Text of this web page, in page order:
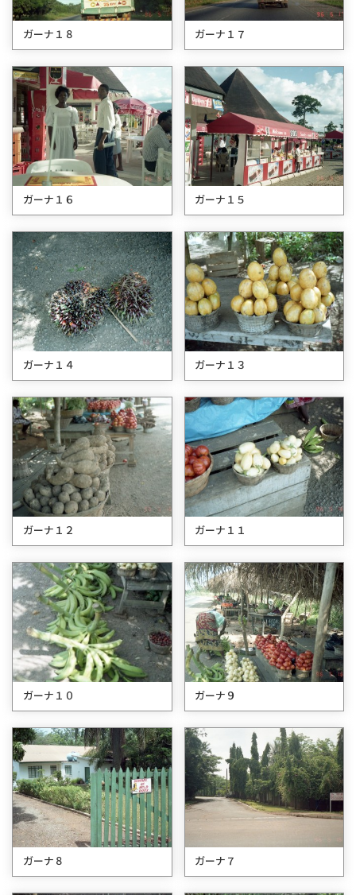
ガーナ１８ ガーナ１７
ガーナ１６ ガーナ１５
ガーナ１４ ガーナ１３
ガーナ１２ ガーナ１１
ガーナ１０ ガーナ９
ガーナ８ ガーナ７